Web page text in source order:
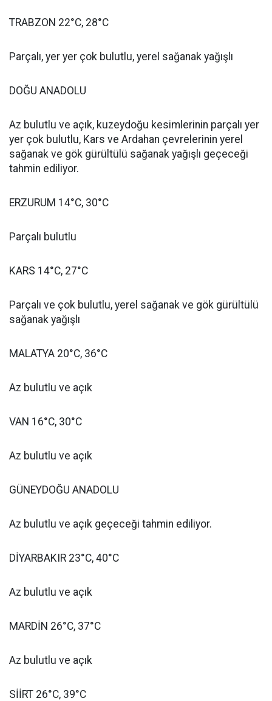
TRABZON 22°C, 28°C
Parçalı, yer yer çok bulutlu, yerel sağanak yağışlı
DOĞU ANADOLU
Az bulutlu ve açık, kuzeydoğu kesimlerinin parçalı yer
yer çok bulutlu, Kars ve Ardahan çevrelerinin yerel
sağanak ve gök gürültülü sağanak yağışlı geçeceği
tahmin ediliyor.
ERZURUM 14°C, 30°C
Parçalı bulutlu
KARS 14°C, 27°C
Parçalı ve çok bulutlu, yerel sağanak ve gök gürültülü
sağanak yağışlı
MALATYA 20°C, 36°C
Az bulutlu ve açık
VAN 16°C, 30°C
Az bulutlu ve açık
GÜNEYDOĞU ANADOLU
Az bulutlu ve açık geçeceği tahmin ediliyor.
DİYARBAKIR 23°C, 40°C
Az bulutlu ve açık
MARDİN 26°C, 37°C
Az bulutlu ve açık
SİİRT 26°C, 39°C